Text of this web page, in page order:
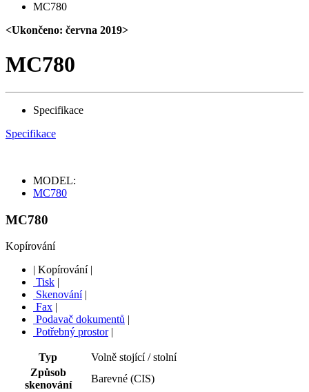
MC780
<Ukončeno: června 2019>
MC780
Specifikace
Specifikace
MODEL:
MC780
MC780
Kopírování
| Kopírování|
Tisk |
Skenování|
Fax |
Podavač dokumentů |
Potřebný prostor|
Typ
Volně stojící / stolní
Způsob
skenování
Barevné (CIS)